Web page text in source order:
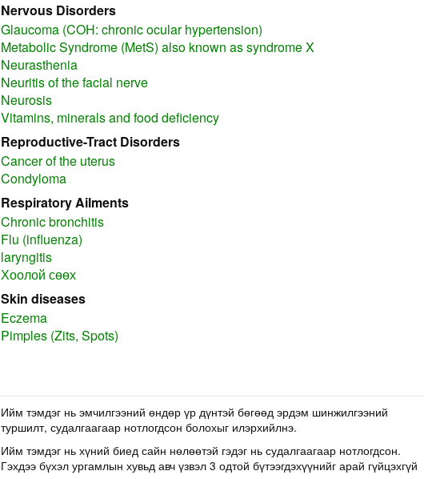
Nervous Disorders
Glaucoma (COH: chronic ocular hypertension)
Metabolic Syndrome (MetS) also known as syndrome X
Neurasthenia
Neuritis of the facial nerve
Neurosis
Vitamins, minerals and food deficiency
Reproductive-Tract Disorders
Cancer of the uterus
Condyloma
Respiratory Ailments
Chronic bronchitis
Flu (influenza)
laryngitis
Хоолой сөөх
Skin diseases
Eczema
Pimples (Zits, Spots)
Ийм тэмдэг нь эмчилгээний өндөр үр дүнтэй бөгөөд эрдэм шинжилгээний
туршилт, судалгаагаар нотлогдсон болохыг илэрхийлнэ.
Ийм тэмдэг нь хүний биед сайн нөлөөтэй гэдэг нь судалгаагаар нотлогдсон.
Гэхдээ бүхэл ургамлын хувьд авч үзвэл 3 одтой бүтээгдэхүүнийг арай гүйцэхгүй